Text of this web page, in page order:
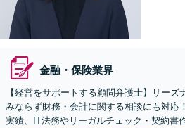
金融・保険業界
【経営をサポートする顧問弁護士】リー
みならず財務・会計に関する相談にも対応
実績、IT法務やリーガルチェック・契約書